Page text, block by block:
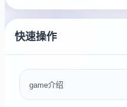
快速操作
game介绍